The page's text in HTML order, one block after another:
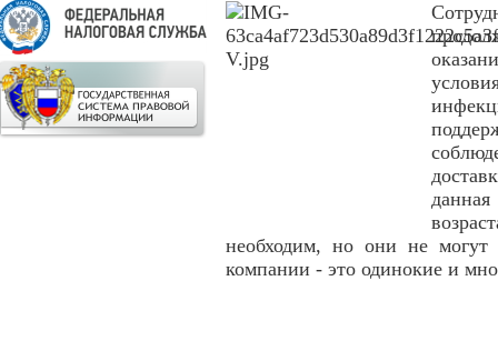
данная
необходим, но они не
компании - это одинокие и